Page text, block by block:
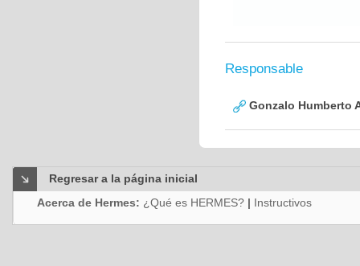
Responsable
Gonzalo Humberto
Regresar a la página inicial
Acerca de Hermes: ¿Qué es HERMES? | Instructivos